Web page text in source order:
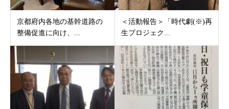
京都府内各地の基幹道路の
整備促進に向け、...
＜活動報告＞「時代劇(※)再
生プロジェク...